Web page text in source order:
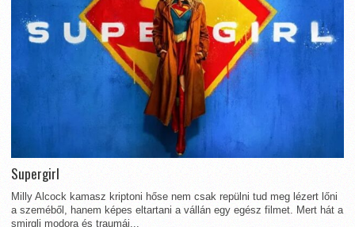
Supergirl
Milly Alcock kamasz kriptoni hőse nem csak repülni tud meg lézert lőni
a szeméből, hanem képes eltartani a vállán egy egész filmet. Mert hát a
smirgli modora és traumái...